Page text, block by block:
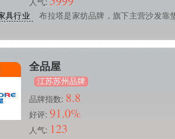
人气:
具行业 布拉塔是家纺品牌，旗下主营沙发靠
全品屋
江苏苏州品牌
品牌指数: 8.8
好评: 91.0%
人气: 123